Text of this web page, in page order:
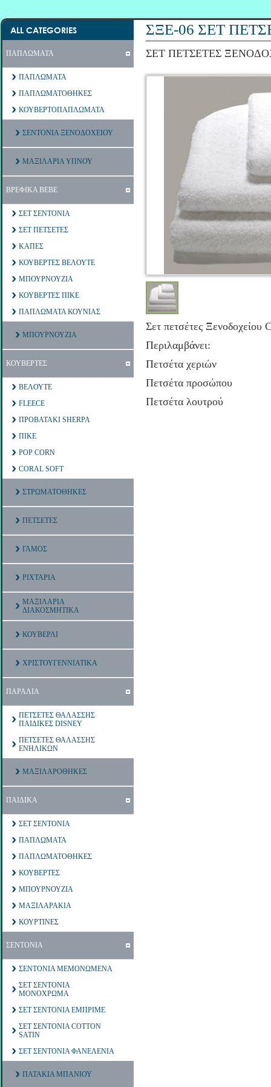
ALL CATEGORIES
ΠΑΠΛΩΜΑΤΑ
ΠΑΠΛΩΜΑΤΑ
ΠΑΠΛΩΜΑΤΟΘΗΚΕΣ
ΚΟΥΒΕΡΤΟΠΑΠΛΩΜΑΤΑ
ΣΕΝΤΟΝΙΑ ΞΕΝΟΔΟΧΕΙΟΥ
ΜΑΞΙΛΑΡΙΑ ΥΠΝΟΥ
ΒΡΕΦΙΚΑ ΒΕΒΕ
ΣΕΤ ΣΕΝΤΟΝΙΑ
ΣΕΤ ΠΕΤΣΕΤΕΣ
ΚΑΠΕΣ
ΚΟΥΒΕΡΤΕΣ ΒΕΛΟΥΤΕ
ΜΠΟΥΡΝΟΥΖΙΑ
ΚΟΥΒΕΡΤΕΣ ΠΙΚΕ
ΠΑΠΛΩΜΑΤΑ ΚΟΥΝΙΑΣ
ΜΠΟΥΡΝΟΥΖΙΑ
ΚΟΥΒΕΡΤΕΣ
ΒΕΛΟΥΤΕ
FLEECE
ΠΡΟΒΑΤΑΚΙ SHERPA
ΠΙΚΕ
POP CORN
CORAL SOFT
ΣΤΡΩΜΑΤΟΘΗΚΕΣ
ΠΕΤΣΕΤΕΣ
ΓΑΜΟΣ
ΡΙΧΤΑΡΙΑ
ΜΑΞΙΛΑΡΙΑ
ΔΙΑΚΟΣΜΗΤΙΚΑ
ΚΟΥΒΕΡΛΙ
ΧΡΙΣΤΟΥΓΕΝΝΙΑΤΙΚΑ
ΠΑΡΑΛΙΑ
ΠΕΤΣΕΤΕΣ ΘΑΛΑΣΣΗΣ
ΠΑΙΔΙΚΕΣ DISNEY
ΠΕΤΣΕΤΕΣ ΘΑΛΑΣΣΗΣ
ΕΝΗΛΙΚΩΝ
ΜΑΞΙΛΑΡΟΘΗΚΕΣ
ΠΑΙΔΙΚΑ
ΣΕΤ ΣΕΝΤΟΝΙΑ
ΠΑΠΛΩΜΑΤΑ
ΠΑΠΛΩΜΑΤΟΘΗΚΕΣ
ΚΟΥΒΕΡΤΕΣ
ΜΠΟΥΡΝΟΥΖΙΑ
ΜΑΞΙΛΑΡΑΚΙΑ
ΚΟΥΡΤΙΝΕΣ
ΣΕΝΤΟΝΙΑ
ΣΕΝΤΟΝΙΑ ΜΕΜΟΝΩΜΕΝΑ
ΣΕΤ ΣΕΝΤΟΝΙΑ
ΜΟΝΟΧΡΩΜΑ
ΣΕΤ ΣΕΝΤΟΝΙΑ ΕΜΠΡΙΜΕ
ΣΕΤ ΣΕΝΤΟΝΙΑ COTTON
SATIN
ΣΕΤ ΣΕΝΤΟΝΙΑ ΦΑΝΕΛΕΝΙΑ
ΠΑΤΑΚΙΑ ΜΠΑΝΙΟΥ
ΣΞΕ-06 ΣΕΤ
ΣΕΤ ΠΕΤΣΕΤΕΣ
Σετ πετσέτες Ξενοδοχείου
Περιλαμβάνει:
Πετσέτα χεριών
Πετσέτα προσώπου
Πετσέτα λουτρού